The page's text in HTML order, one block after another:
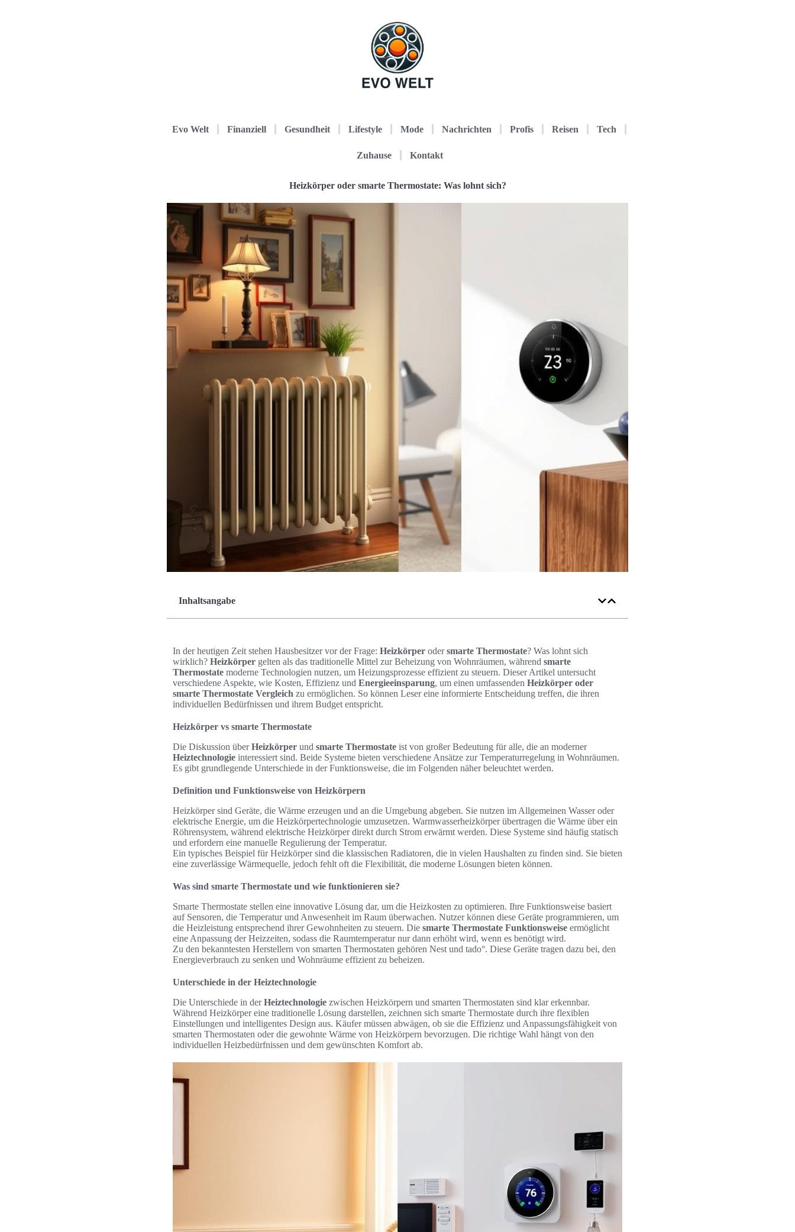
Evo Welt Finanziell Gesundheit Lifestyle Mode Nachrichten Profis Reisen Tech
Zuhause Kontakt
Heizkörper oder smarte Thermostate: Was lohnt sich?
Inhaltsangabe
In der heutigen Zeit stehen Hausbesitzer vor der Frage: Heizkörper odersmarte Thermostate? Was lohnt sich
wirklich? Heizkörper gelten als das traditionelle Mittel zur Beheizung von Wohnräumen, während smarte
Thermostate moderne Technologien nutzen, um Heizungsprozesse effizient zu steuern. Dieser Artikel untersucht
verschiedene Aspekte, wie Kosten, Effizienz und Energieeinsparung, um einen umfassenden Heizkörper oder
smarte Thermostate Vergleich zu ermöglichen. So können Leser eine informierte Entscheidung treffen, die ihren
individuellen Bedürfnissen und ihrem Budget entspricht.
Heizkörper vs smarte Thermostate
Die Diskussion überHeizkörper und smarte Thermostate ist von großer Bedeutung für alle, die an moderner
Heiztechnologie interessiert sind. Beide Systeme bieten verschiedene Ansätze zur Temperaturregelung in Wohnräumen.
Es gibt grundlegende Unterschiede in der Funktionsweise, die im Folgenden näher beleuchtet werden.
Definition und Funktionsweise von Heizkörpern
Heizkörper sind Geräte, die Wärme erzeugen und an die Umgebung abgeben. Sie nutzen im Allgemeinen Wasser oder
elektrische Energie, um die Heizkörpertechnologie umzusetzen. Warmwasserheizkörper übertragen die Wärme über ein
Röhrensystem, während elektrische Heizkörper direkt durch Strom erwärmt werden. Diese Systeme sind häufig statisch
und erfordern eine manuelle Regulierung der Temperatur.
Ein typisches Beispiel für Heizkörper sind die klassischen Radiatoren, die in vielen Haushalten zu finden sind. Sie bieten
eine zuverlässige Wärmequelle, jedoch fehlt oft die Flexibilität, die moderne Lösungen bieten können.
Was sind smarte Thermostate und wie funktionieren sie?
Smarte Thermostate stellen eine innovative Lösung dar, um die Heizkosten zu optimieren. Ihre Funktionsweise basiert
auf Sensoren, die Temperatur und Anwesenheit im Raum überwachen. Nutzer können diese Geräte programmieren, um
die Heizleistung entsprechend ihrer Gewohnheiten zu steuern. Die smarte Thermostate Funktionsweise ermöglicht
eine Anpassung der Heizzeiten, sodass die Raumtemperatur nur dann erhöht wird, wenn es benötigt wird.
Zu den bekanntesten Herstellern von smarten Thermostaten gehören Nest und tado°. Diese Geräte tragen dazu bei, den
Energieverbrauch zu senken und Wohnräume effizient zu beheizen.
Unterschiede in der Heiztechnologie
Die Unterschiede in derHeiztechnologie zwischen Heizkörpern und smarten Thermostaten sind klar erkennbar.
Während Heizkörper eine traditionelle Lösung darstellen, zeichnen sich smarte Thermostate durch ihre flexiblen
Einstellungen und intelligentes Design aus. Käufer müssen abwägen, ob sie die Effizienz und Anpassungsfähigkeit von
smarten Thermostaten oder die gewohnte Wärme von Heizkörpern bevorzugen. Die richtige Wahl hängt von den
individuellen Heizbedürfnissen und dem gewünschten Komfort ab.